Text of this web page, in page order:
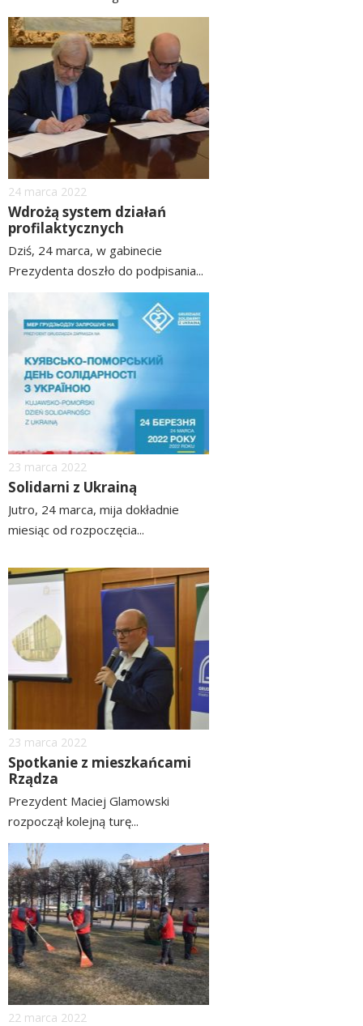
czytaj
więcej
Dodano
24 marca 2022
Wdrożą system działań
profilaktycznych
Dziś, 24 marca, w gabinecie
Prezydenta doszło do podpisania...
czytaj
więcej
Dodano
23 marca 2022
Solidarni z Ukrainą
Jutro, 24 marca, mija dokładnie
miesiąc od rozpoczęcia...
więcej
image
Dodano
23 marca 2022
Spotkanie z mieszkańcami
Rządza
Prezydent Maciej Glamowski
rozpoczął kolejną turę...
czytaj
więcej
image
Dodano
22 marca 2022